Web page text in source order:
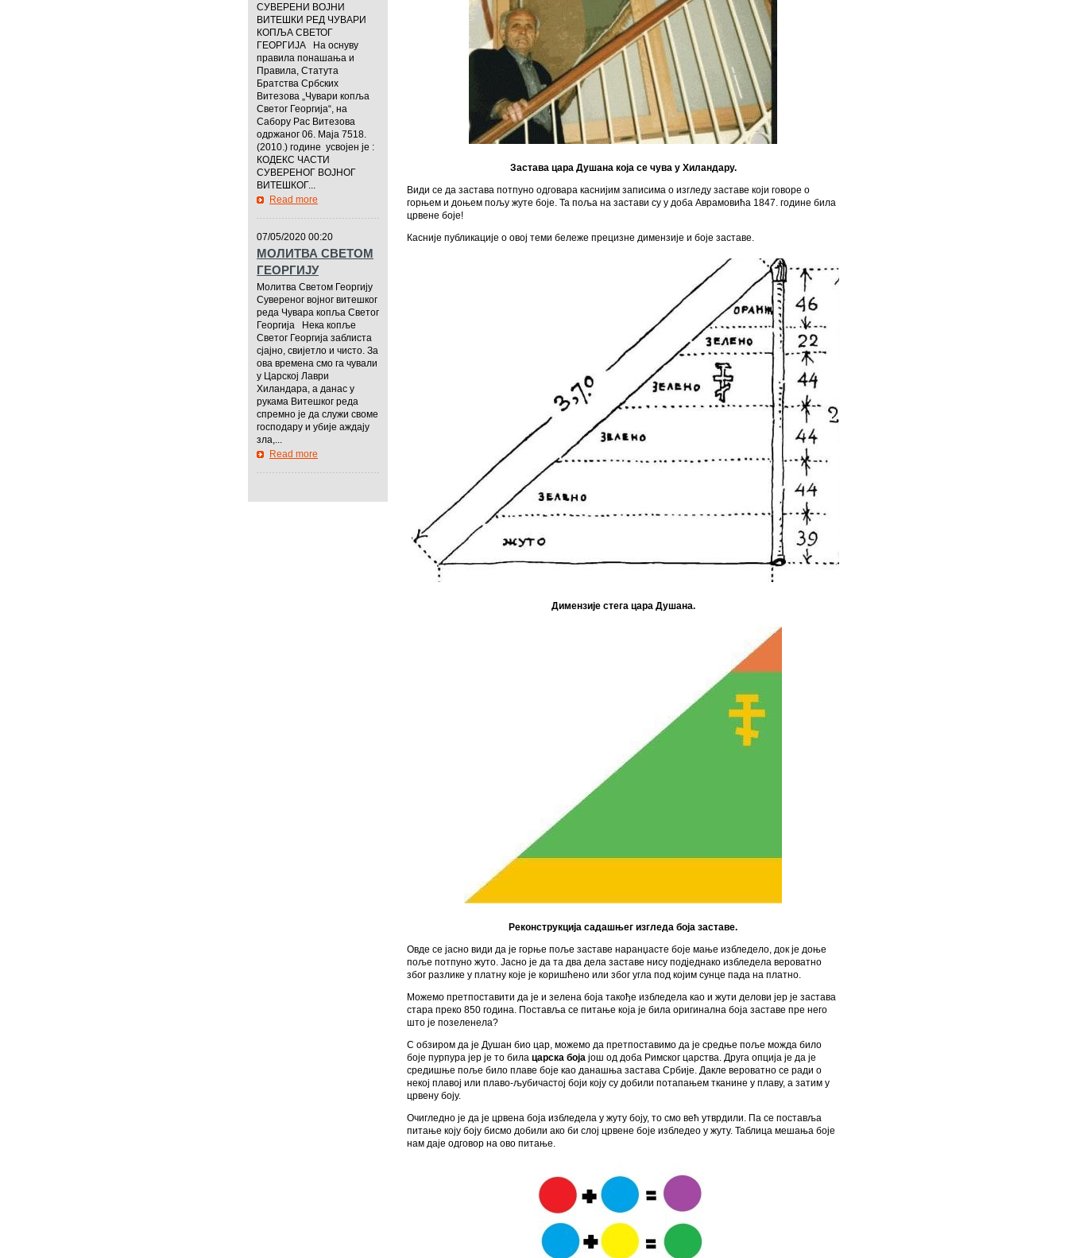
Застава цара Душана која се чува у Хиландару.
Види се да застава потпуно одговара каснијим записима о изгледу заставе који говоре о
горњем и доњем пољу жуте боје. Та поља на застави су у доба Аврамовића 1847. године била
црвене боје!
Касније публикације о овој теми бележе прецизне димензије и боје заставе.
Димензије стега цара Душана.
Реконструкција садашњег изгледа боја заставе.
Овде се јасно види да је горње поље заставе наранџасте боје мање избледело, док је доње
поље потпуно жуто. Јасно је да та два дела заставе нису подједнако избледела вероватно
због разлике у платну које је коришћено или због угла под којим сунце пада на платно.
Можемо претпоставити да је и зелена боја такође избледела као и жути делови јер је застава
стара преко 850 година. Поставља се питање која је била оригинална боја заставе пре него
што је позеленела?
С обзиром да је Душан био цар, можемо да претпоставимо да је средње поље можда било
боје пурпура јер је то била царска боја још од доба Римског царства. Друга опција је да је
средишње поље било плаве боје као данашња застава Србије. Дакле вероватно се ради о
некој плавој или плаво-љубичастој боји коју су добили потапањем тканине у плаву, а затим у
црвену боју.
Очигледно је да је црвена боја избледела у жуту боју, то смо већ утврдили. Па се поставља
питање коју боју бисмо добили ако би слој црвене боје избледео у жуту. Таблица мешања боје
нам даје одговор на ово питање.
СУВЕРЕНИ ВОЈНИ
ВИТЕШКИ РЕД ЧУВАРИ
КОПЉА СВЕТОГ
ГЕОРГИЈА На оснуву
правила понашања и
Правила, Статута
Братства Србских
Витезова „Чувари копља
Светог Георгија“, на
Сабору Рас Витезова
одржаног 06. Маја 7518.
(2010.) године усвојен је :
КОДЕКС ЧАСТИ
СУВЕРЕНОГ ВОЈНОГ
ВИТЕШКОГ...
Read more
07/05/2020 00:20
МОЛИТВА СВЕТОМ
ГЕОРГИЈУ
Молитва Светом Георгију
Сувереног војног витешког
реда Чувара копља Светог
Георгија Нека копље
Светог Георгија заблиста
сјајно, свијетло и чисто. За
ова времена смо га чували
у Царској Лаври
Хиландара, а данас у
рукама Витешког реда
спремно је да служи своме
господару и убије аждају
зла,...
Read more